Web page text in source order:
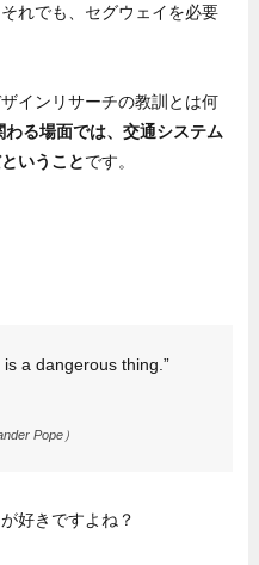
れでも、セグウェイを必要
インリサーチの教訓とは何
わる場面では、交通システム
いうことです。
a dangerous thing.”
Pope）
好きですよね？